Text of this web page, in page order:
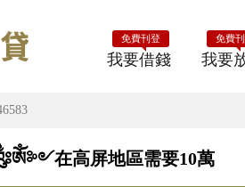
我要借錢
免費刊登
我要
免費
在高屏地區需要10萬